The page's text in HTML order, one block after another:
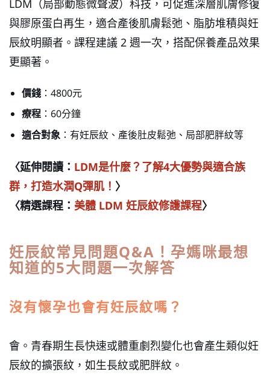
LDM（局部動態微聲波）科技，可促進深層肌膚修復
與膠原蛋白再生，適合產後肌膚鬆弛、脂肪堆積與妊
辰紋明顯者。課程建議 2 週一次，搭配保養產品效果
更顯著。
價錢：4800元
療程：60分鐘
適合對象：有妊辰紋、產後肚皮鬆弛、局部肥胖紋等
〈延伸閱讀： LDM是什麼？了解4大優勢與適合族
群，打造水潤Q彈肌！ 〉
〈精選課程： 美體 LDM 妊辰紋修護課程〉
妊辰紋常見問題Q&A！孕媽咪最想
知道的5大問題一次解答
沒有懷孕也會有妊辰紋嗎？
會。青春期生長快速或體重劇烈變化也會產生類似妊
辰紋的擴張紋，如生長紋或肥胖紋。